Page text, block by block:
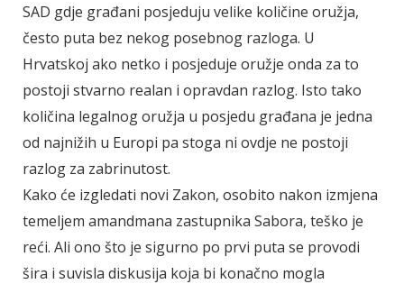
SAD gdje građani posjeduju velike količine oružja,
često puta bez nekog posebnog razloga. U
Hrvatskoj ako netko i posjeduje oružje onda za to
postoji stvarno realan i opravdan razlog. Isto tako
količina legalnog oružja u posjedu građana je jedna
od najnižih u Europi pa stoga ni ovdje ne postoji
razlog za zabrinutost.
Kako će izgledati novi Zakon, osobito nakon izmjena
temeljem amandmana zastupnika Sabora, teško je
reći. Ali ono što je sigurno po prvi puta se provodi
šira i suvisla diskusija koja bi konačno mogla